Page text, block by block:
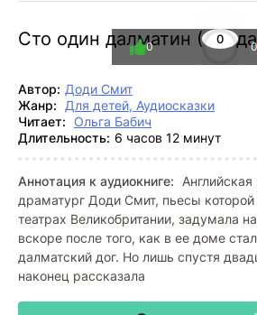
Сто один далматин (101
0
0 0
Автор: Доди Смит
Жанр:
Для детей, Аудиосказки
Читает: Ольга Бабич
Длительность: 6 часов 12 минут
Аннотация к аудиокниге:
драматург Доди Смит, пьесы
театрах Великобритании, задумала
вскоре после того, как в ее доме
далматский дог. Но лишь спустя
наконец рассказала